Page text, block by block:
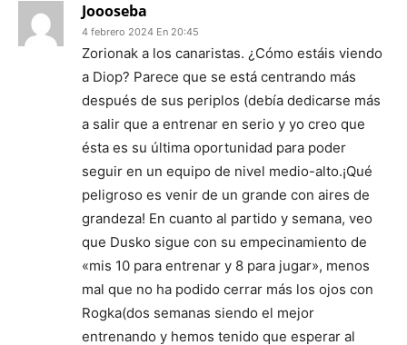
Joooseba
4 febrero 2024 En 20:45
Zorionak a los canaristas. ¿Cómo estáis viendo
a Diop? Parece que se está centrando más
después de sus periplos (debía dedicarse más
a salir que a entrenar en serio y yo creo que
ésta es su última oportunidad para poder
seguir en un equipo de nivel medio-alto.¡Qué
peligroso es venir de un grande con aires de
grandeza! En cuanto al partido y semana, veo
que Dusko sigue con su empecinamiento de
«mis 10 para entrenar y 8 para jugar», menos
mal que no ha podido cerrar más los ojos con
Rogka(dos semanas siendo el mejor
entrenando y hemos tenido que esperar al